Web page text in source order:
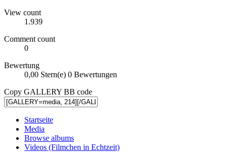
View count
1.939
Comment count
0
Bewertung
0,00 Stern(e) 0 Bewertungen
Copy GALLERY BB code
Startseite
Media
Browse albums
Videos (Filmchen in Echtzeit)